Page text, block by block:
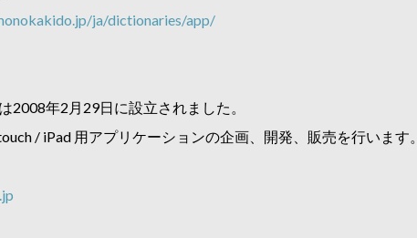
ja/dictionaries/app/
2008年2月29日に設立されました。
/ iPad 用アプリケーションの企画、開発、販売を行います。